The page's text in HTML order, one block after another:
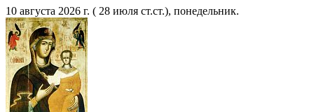
10 августа 2026 г. ( 28 июля ст.ст.), понедельник.